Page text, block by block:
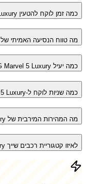
כמה זמן לוקח להטעין MG Marvel 5 Luxury?
מה טווח הנסיעה האמיתי של MG Marvel 5 Luxury?
כמה יעיל MG Marvel 5 Luxury בהשוואה לרכבים חשמליים אחרים?
כמה שניות לוקח ל-MG Marvel 5 Luxury להגיע ל-100 קמ"ש?
מה המהירות המירבית של MG Marvel 5 Luxury?
לאיזו קטגוריית רכבים שייך MG Marvel 5 Luxury?